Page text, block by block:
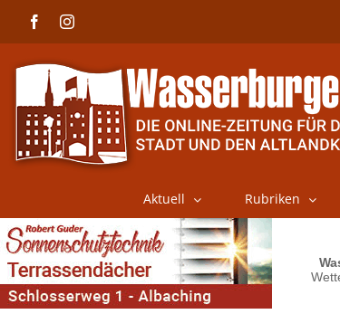
FacebookInstagram
Aktuell Rubriken